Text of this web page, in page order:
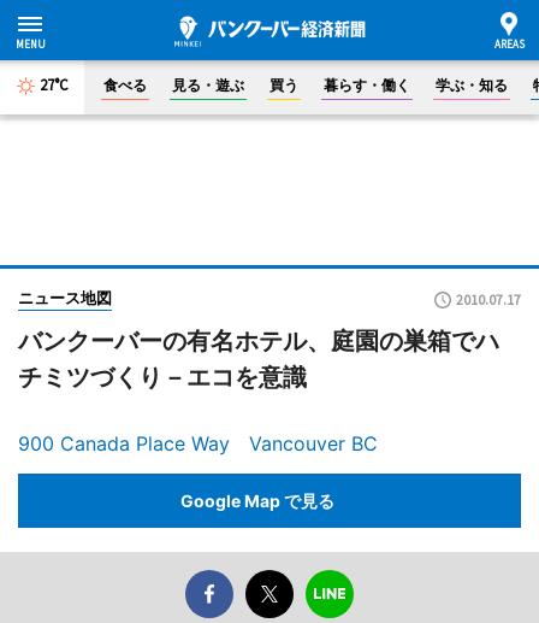
27°C 食べる 見る・遊ぶ 買う 暮らす・働く 学ぶ・知る
ニュース地図 2010.07.17
バンクーバーの有名ホテル、庭園の巣箱でハ
チミツづくり－エコを意識
900 Canada Place Way Vancouver BC
Google Map で見る